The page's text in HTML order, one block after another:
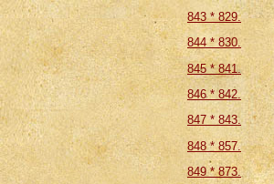
843 * 829.
844 * 830.
845 * 841.
846 * 842.
847 * 843.
848 * 857.
849 * 873.